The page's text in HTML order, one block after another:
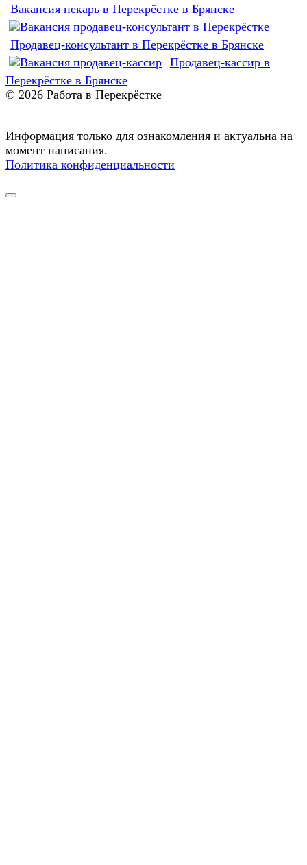
Вакансия пекарь в Перекрёстке в Брянске
Продавец-консультант в Перекрёстке в Брянске
Продавец-кассир в
Перекрёстке в Брянске
© 2026 Работа в Перекрёстке
Информация только для ознакомления и актуальна на
момент написания.
Политика конфиденциальности